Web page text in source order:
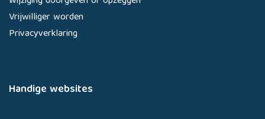
Vrijwilliger worden
Privacyverklaring
Handige websites